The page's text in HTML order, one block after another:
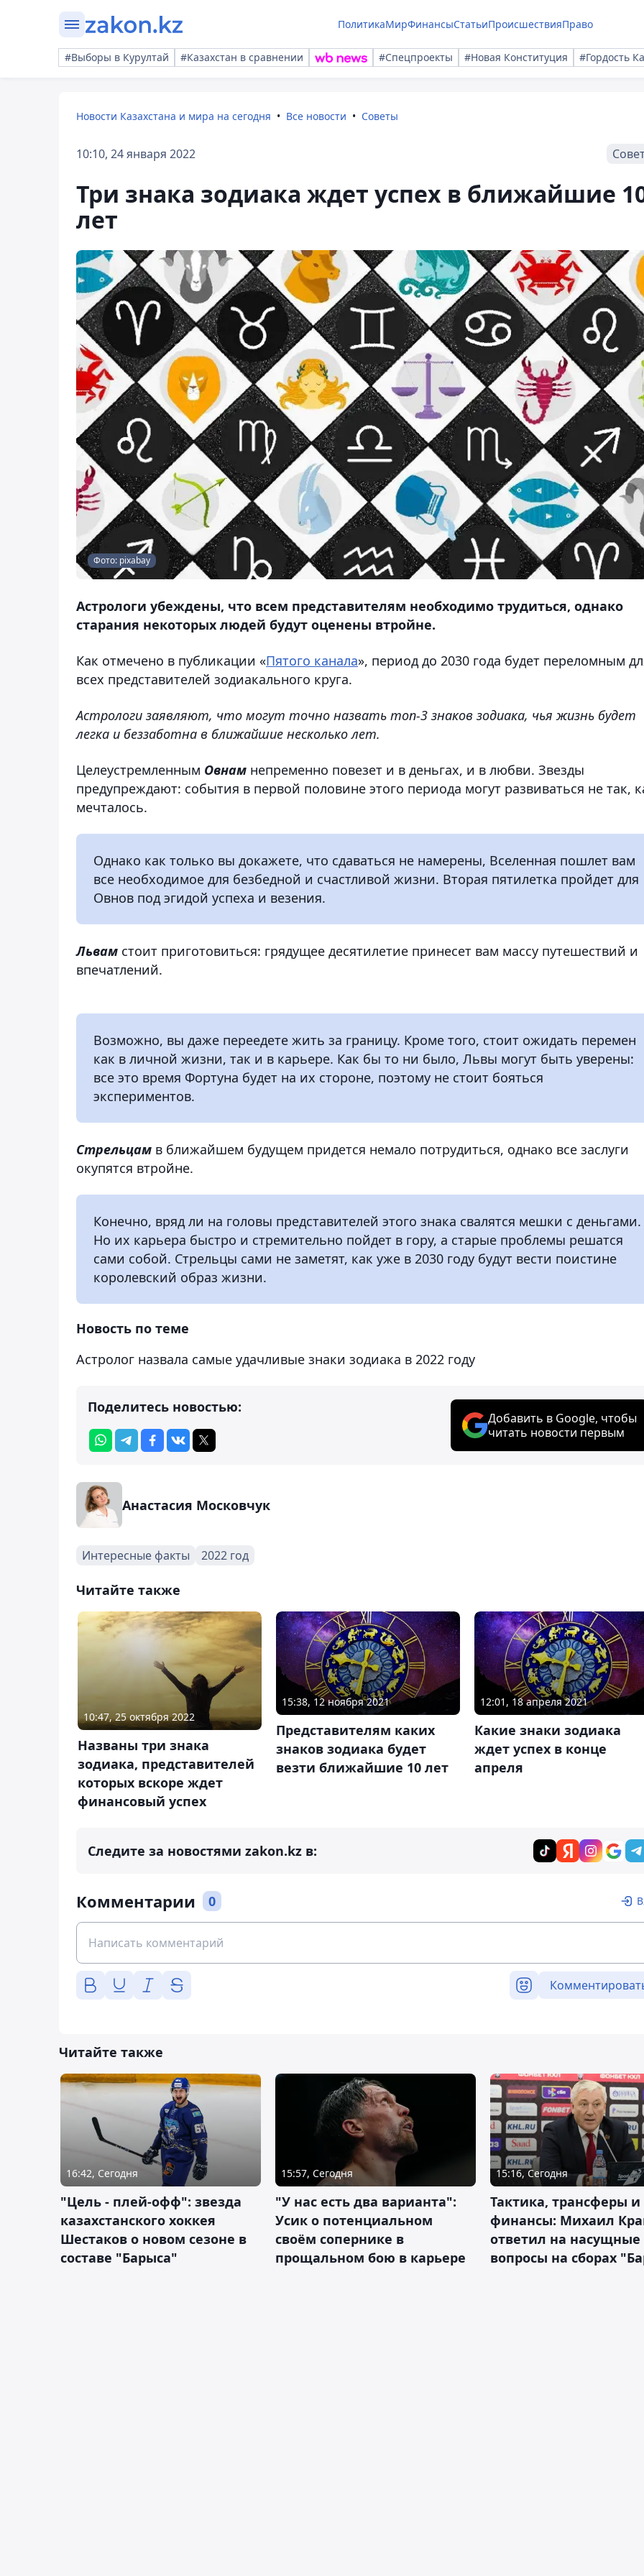
ПолитикаМирФинансыСтатьиПроисшествияПраво
#Выборы в Курултай #Казахстан в сравнении #Спецпроекты #Новая Конституция #Гордость
Новости Казахстана и мира на сегодня Все новости Советы
10:10, 24 января 2022
Три знака зодиака ждет успех в ближайшие
лет
Фото: pixabay
Астрологи убеждены, что всем представителям необходимо трудиться, однако
старания некоторых людей будут оценены втройне.
Как отмечено в публикации «Пятого канала», период до 2030 года будет переломным
всех представителей зодиакального круга.
Астрологи заявляют, что могут точно назвать топ-3 знаков зодиака, чья жизнь будет
легка и беззаботна в ближайшие несколько лет.
Целеустремленным Овнам непременно повезет и в деньгах, и в любви. Звезды
предупреждают: события в первой половине этого периода могут развиваться не так,
мечталось.
Однако как только вы докажете, что сдаваться не намерены, Вселенная пошлет вам
все необходимое для безбедной и счастливой жизни. Вторая пятилетка пройдет для
Овнов под эгидой успеха и везения.
Львам стоит приготовиться: грядущее десятилетие принесет вам массу путешествий и
впечатлений.
Возможно, вы даже переедете жить за границу. Кроме того, стоит ожидать перемен
как в личной жизни, так и в карьере. Как бы то ни было, Львы могут быть уверены:
все это время Фортуна будет на их стороне, поэтому не стоит бояться
экспериментов.
Стрельцам в ближайшем будущем придется немало потрудиться, однако все заслуги
окупятся втройне.
Конечно, вряд ли на головы представителей этого знака свалятся мешки с деньгами.
Но их карьера быстро и стремительно пойдет в гору, а старые проблемы решатся
сами собой. Стрельцы сами не заметят, как уже в 2030 году будут вести поистине
королевский образ жизни.
Новость по теме
Астролог назвала самые удачливые знаки зодиака в 2022 году
Поделитесь новостью:
Добавить в Google, чтобы
читать новости первым
Анастасия Московчук
Интересные факты 2022 год
Читайте также
10:47, 25 октября 2022
Названы три знака
зодиака, представителей
которых вскоре ждет
финансовый успех
15:38, 12 ноября 2021
Представителям каких
знаков зодиака будет
везти ближайшие 10 лет
12:01, 18 апреля 2021
Какие знаки зодиака
ждет успех в конце
апреля
Следите за новостями zakon.kz в:
Комментарии 0
Читайте также
16:42, Сегодня
"Цель - плей-офф": звезда
казахстанского хоккея
Шестаков о новом сезоне в
составе "Барыса"
15:57, Сегодня
"У нас есть два варианта":
Усик о потенциальном
своём сопернике в
прощальном бою в карьере
15:16, Сегодня
Тактика, трансферы и
финансы: Михаил
ответил на насущные
вопросы на сборах